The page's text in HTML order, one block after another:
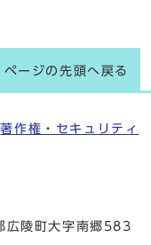
ページの先頭へ戻る
著作権・セキュリティ
陵町大字南郷583